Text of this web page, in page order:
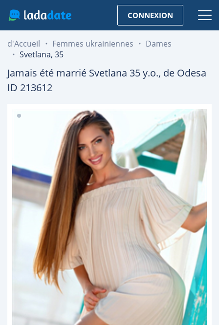
CONNEXION
d'Accueil Femmes ukrainiennes
Dames
Svetlana, 35
Jamais été marrié Svetlana 35y.o., de Odesa
ID 213612